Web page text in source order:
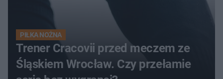
PIŁKA NOŻNA
Trener Cracovii przed meczem ze
Śląskiem Wrocław. Czy przełamie